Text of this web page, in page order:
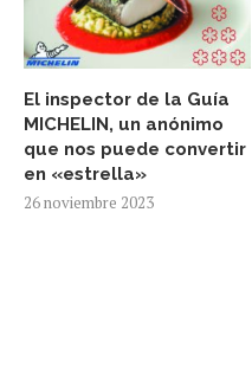
El inspector de la Guía
MICHELIN, un anónimo
que nos puede convertir
en «estrella»
26 noviembre 2023